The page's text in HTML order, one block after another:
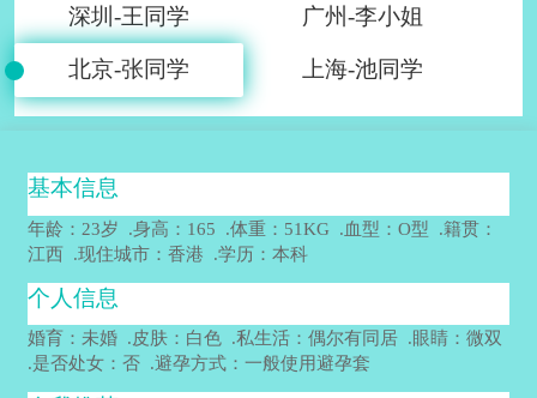
深圳-王同学 广州-李小姐
北京-张同学 上海-池同学
基本信息
年龄：23岁 .身高：165 .体重：51KG .血型：O型 .籍贯：
江西 .现住城市：香港 .学历：本科
个人信息
婚育：未婚 .皮肤：白色 .私生活：偶尔有同居 .眼睛：微双
.是否处女：否 .避孕方式：一般使用避孕套